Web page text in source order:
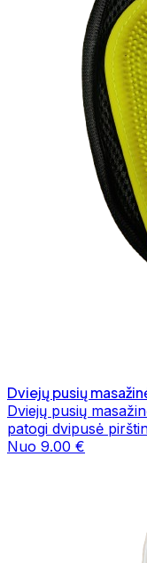
Dviejų pusių
Dviejų pusių
patogi dvipusė
Nuo 9.00 €